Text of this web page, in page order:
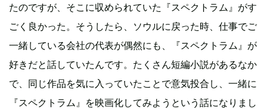
たのですが、そこに収められていた『スペクトラム』がす
ごく良かった。そうしたら、ソウルに戻った時、仕事でご
一緒している会社の代表が偶然にも、『スペクトラム』が
好きだと話していたんです。たくさん短編小説があるなか
で、同じ作品を気に入っていたことで意気投合し、一緒に
『スペクトラム』を映画化してみようという話になりまし